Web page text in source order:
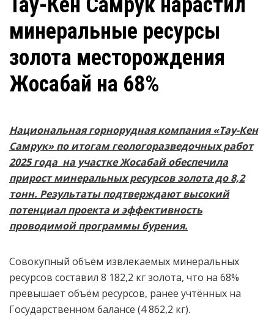
минеральные ресурсы
золота месторождения
Жосабай на 68%
Национальная горнорудная компания «Тау-Кен
Самрук» по итогам геологоразведочных работ
2025 года на участке Жосабай обеспечила
прирост минеральных ресурсов золота до 8,2
тонн. Результаты подтверждают высокий
потенциал проекта и эффективность
проводимой программы бурения.
Совокупный объём извлекаемых минеральных
ресурсов составил 8 182,2 кг золота, что на 68%
превышает объём ресурсов, ранее учтённых на
Государственном балансе (4 862,2 кг).